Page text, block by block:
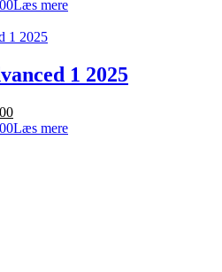
aktuelle
er:
Den
pris
kr.22.999,00.
Læs mere
1 2025
Den
aktuelle
Den
Læs mere